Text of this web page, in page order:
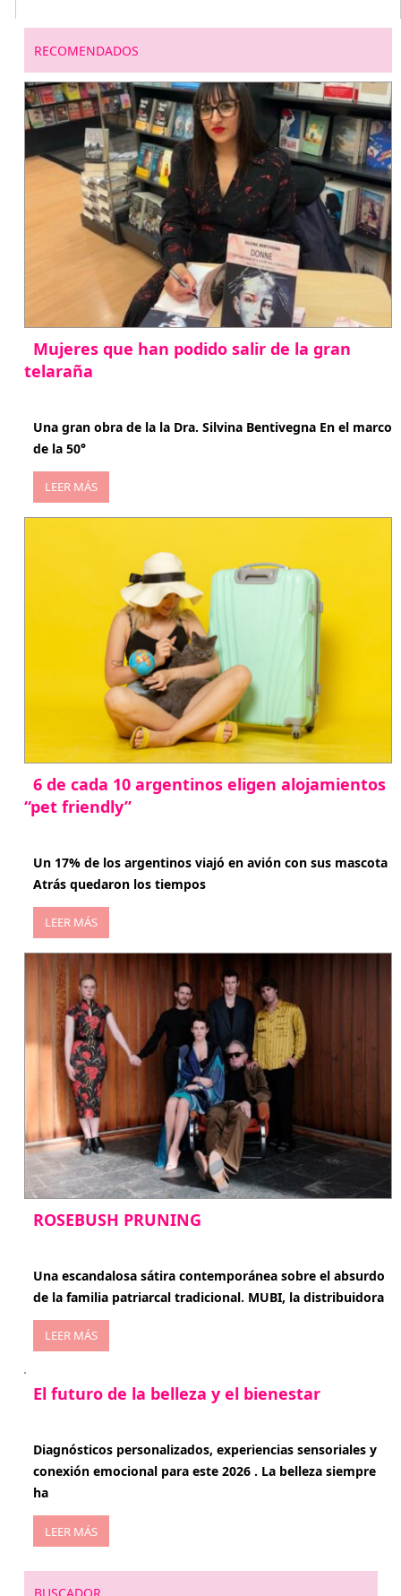
RECOMENDADOS
Mujeres que han podido salir de la gran
telaraña
Una gran obra de la la Dra. Silvina Bentivegna En el marco
de la 50°
LEER MÁS
6 de cada 10 argentinos eligen alojamientos
“pet friendly”
Un 17% de los argentinos viajó en avión con sus mascota
Atrás quedaron los tiempos
LEER MÁS
ROSEBUSH PRUNING
Una escandalosa sátira contemporánea sobre el absurdo
de la familia patriarcal tradicional. MUBI, la distribuidora
LEER MÁS
El futuro de la belleza y el bienestar
Diagnósticos personalizados, experiencias sensoriales y
conexión emocional para este 2026 . La belleza siempre
ha
LEER MÁS